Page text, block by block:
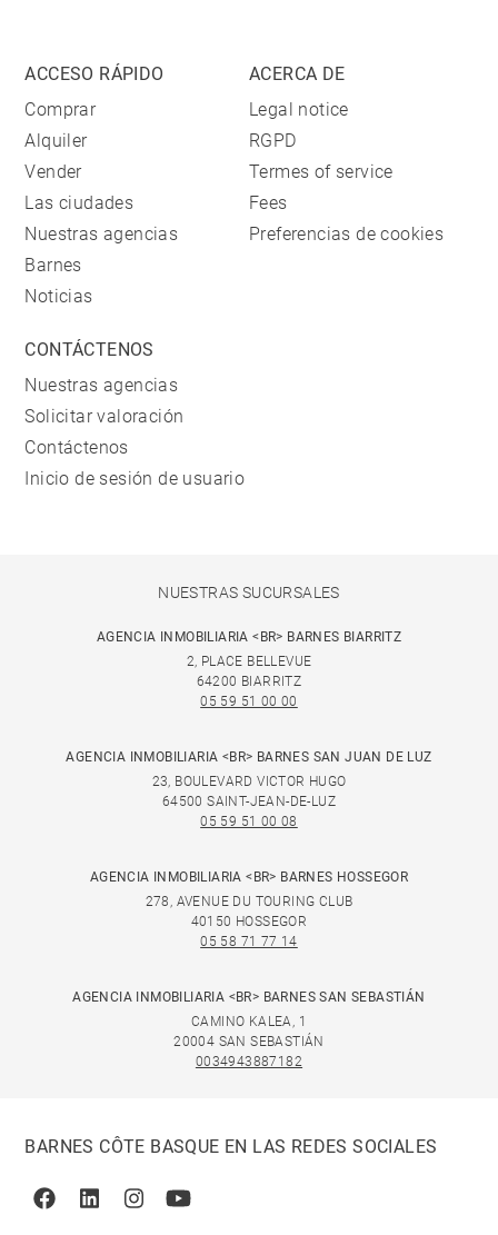
ACCESO RÁPIDO
Comprar
Alquiler
Vender
Las ciudades
Nuestras agencias
Barnes
Noticias
ACERCA DE
Legal notice
RGPD
Termes of service
Fees
Preferencias de cookies
CONTÁCTENOS
Nuestras agencias
Solicitar valoración
Contáctenos
Inicio de sesión de usuario
NUESTRAS SUCURSALES
AGENCIA INMOBILIARIA <BR> BARNES BIARRITZ
2, PLACE BELLEVUE
64200 BIARRITZ
05 59 51 00 00
AGENCIA INMOBILIARIA <BR> BARNES SAN JUAN DE LUZ
23, BOULEVARD VICTOR HUGO
64500 SAINT-JEAN-DE-LUZ
05 59 51 00 08
AGENCIA INMOBILIARIA <BR> BARNES HOSSEGOR
278, AVENUE DU TOURING CLUB
40150 HOSSEGOR
05 58 71 77 14
AGENCIA INMOBILIARIA <BR> BARNES SAN SEBASTIÁN
CAMINO KALEA, 1
20004 SAN SEBASTIÁN
0034943887182
BARNES CÔTE BASQUE EN LAS REDES SOCIALES
FacebookLinkedinInstagramYoutube